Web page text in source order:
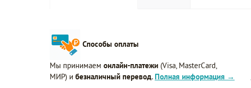
Способы оплаты
Мы принимаем онлайн-платежи (Visa, MasterCard,
МИР) и безналичный перевод. Полная информация →